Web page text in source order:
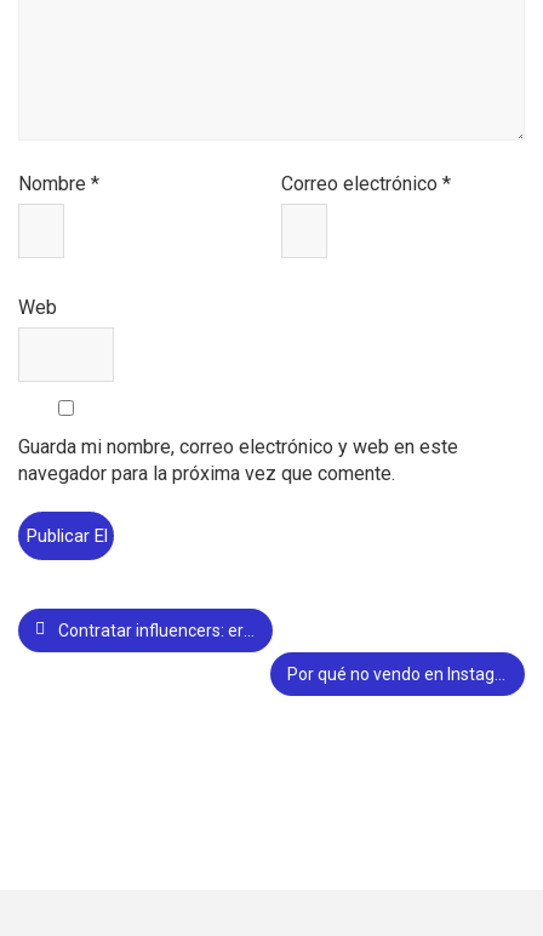
Nombre * Correo electrónico*
Web
Guarda mi nombre, correo electrónico y web en este
navegador para la próxima vez que comente.
Contratar influencers: errores comunes en colaboraciones pagadas (y cómo evitarlos)